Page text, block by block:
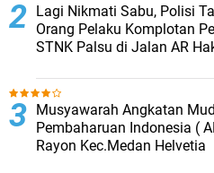
Lagi Nikmati Sabu, Polisi
Orang Pelaku Komplotan
STNK Palsu di Jalan AR
Musyawarah Angkatan
Pembaharuan Indonesia (
Rayon Kec.Medan Helvetia